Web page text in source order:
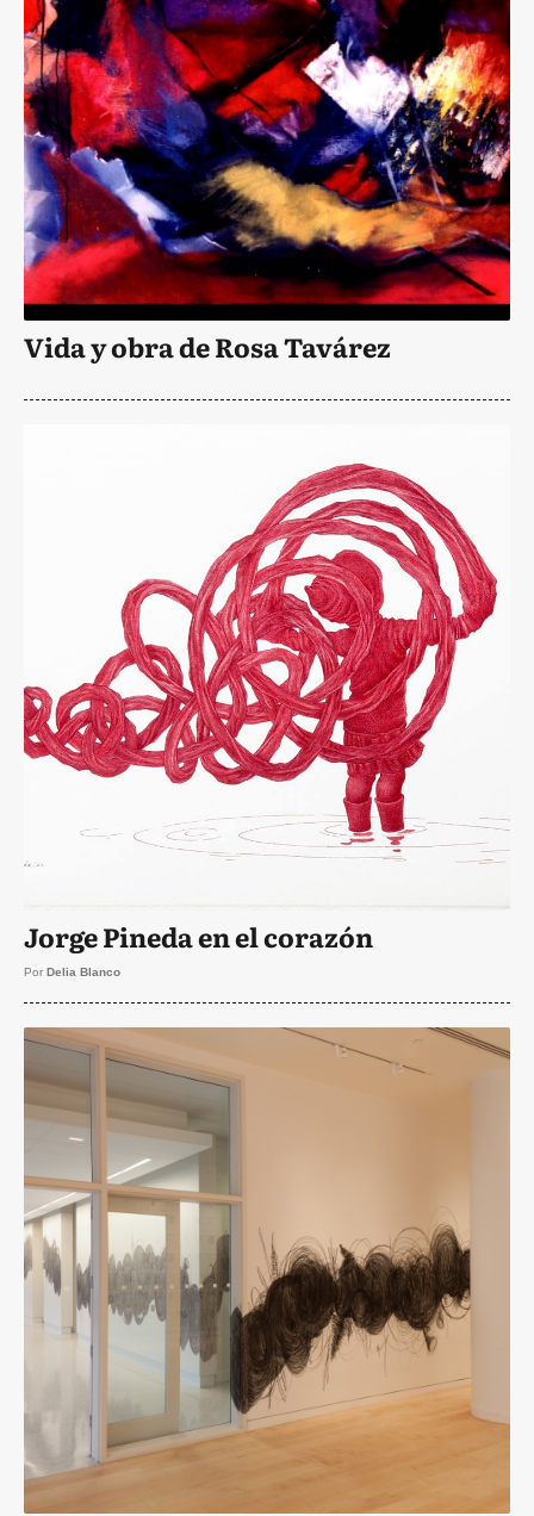
Vida y obra de Rosa Tavárez
Jorge Pineda en el corazón
Por Delia Blanco